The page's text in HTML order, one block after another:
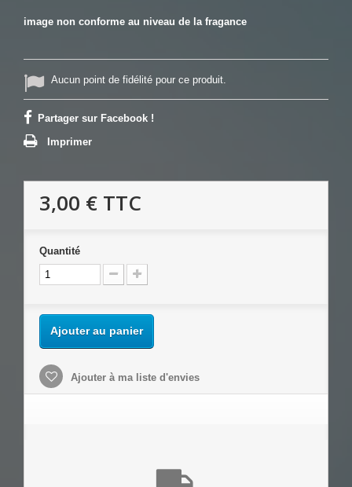
image non conforme au niveau de la fragance
Aucun point de fidélité pour ce produit.
Partager sur Facebook !
Imprimer
3,00 € TTC
Quantité
Ajouter au panier
Ajouter à ma liste d'envies